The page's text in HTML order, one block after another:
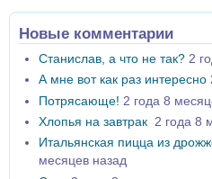
Новые комментарии
Станислав, а что не так? 2
А мне вот как раз интересно
Потрясающе! 2 года 8
Хлопья на завтрак 2 года 8
Итальянская пицца из
месяцев назад